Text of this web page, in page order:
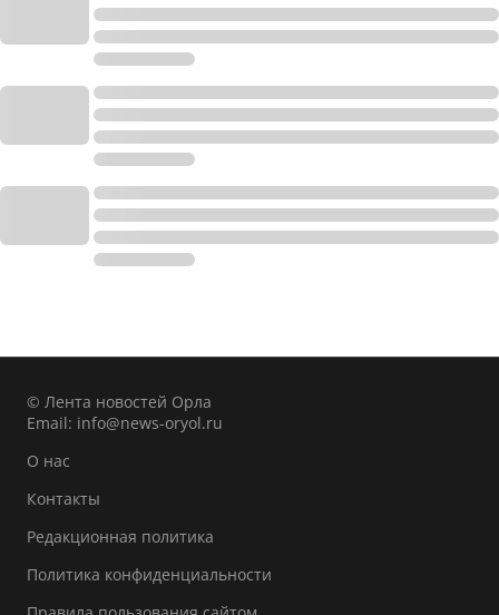
© Лента новостей Орла
Email: info@news-oryol.ru
О нас
Контакты
Редакционная политика
Политика конфиденциальности